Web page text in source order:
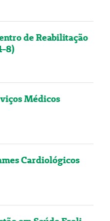
de Reabilitação
8)
Médicos
Cardiológicos